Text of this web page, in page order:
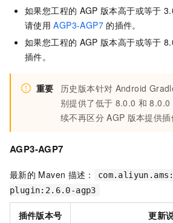
如果您工程的 AGP 版本高于或等于
请使用 AGP3-AGP7 的插件。
如果您工程的 AGP 版本高于或等于
插件。
重要 历史版本针对 Android
别提供了低于 8.0.0 和 8.0.0
续不再区分 AGP 版本提供插
AGP3-AGP7
最新的 Maven 描述：
plugin:2.6.0-agp3
插件版本号 更新